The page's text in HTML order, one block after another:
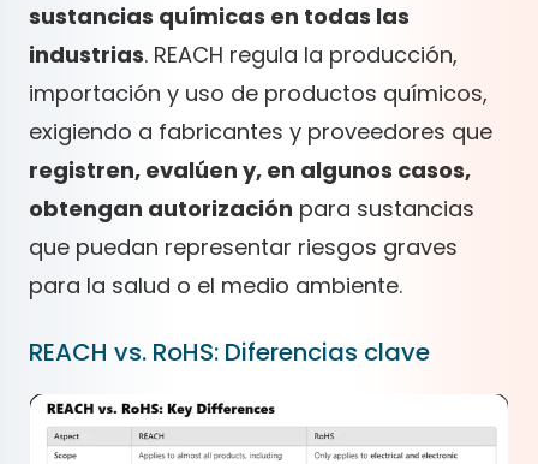
sustancias químicas en todas las
industrias. REACH regula la producción,
importación y uso de productos químicos,
exigiendo a fabricantes y proveedores que
registren, evalúen y, en algunos casos,
obtengan autorización para sustancias
que puedan representar riesgos graves
para la salud o el medio ambiente.
REACH vs. RoHS: Diferencias clave